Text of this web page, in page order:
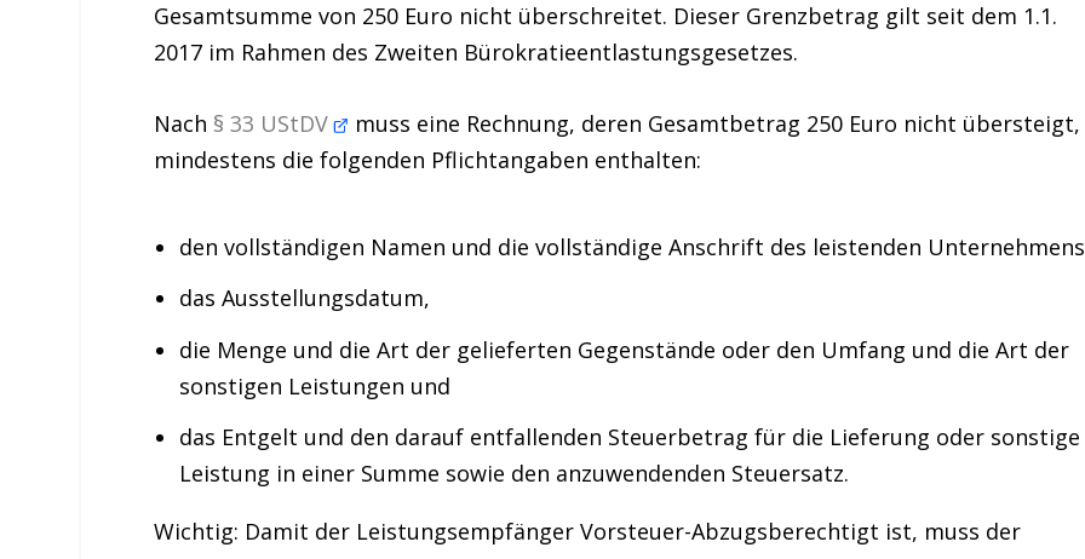
Gesamtsumme von 250 Euro nicht überschreitet. Dieser Grenzbetrag gilt seit dem 1.1.
2017 im Rahmen des Zweiten Bürokratieentlastungsgesetzes.
Nach § 33 UStDV
muss eine Rechnung, deren Gesamtbetrag 250 Euro nicht übersteigt,
mindestens die folgenden Pflichtangaben enthalten:
den vollständigen Namen und die vollständige Anschrift des leistenden Unternehmens
das Ausstellungsdatum,
die Menge und die Art der gelieferten Gegenstände oder den Umfang und die Art der
sonstigen Leistungen und
das Entgelt und den darauf entfallenden Steuerbetrag für die Lieferung oder sonstige
Leistung in einer Summe sowie den anzuwendenden Steuersatz.
Wichtig: Damit der Leistungsempfänger Vorsteuer-Abzugsberechtigt ist, muss der